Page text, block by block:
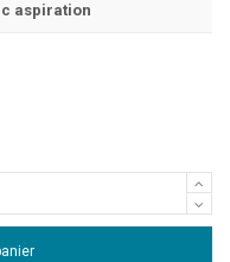
aspiration